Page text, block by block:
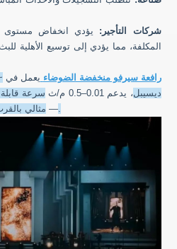
-شركات التأجير: يؤدي انخفاض مستوى
المكلفة، مما يؤدي إلى توسيع الأهلية
رافعة سيرفو منخفضة الضوضاء يعمل في
ديسيبل، يدعم 0.01–0.5 م/ث سرعة قابلة
—مثالي بالقرب من الميكروفونات أو الكاميرات.